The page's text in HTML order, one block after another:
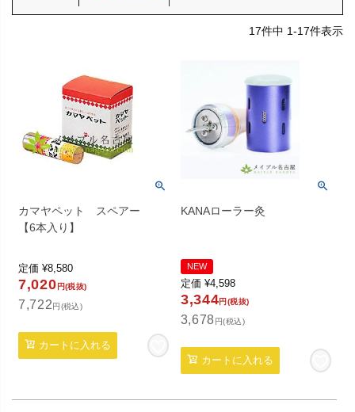
17件中 1-17件表示
カマヤペット スペアー
【6本入り】
定価 ¥8,580
7,020 円(税抜)
7,722円(税込)
カートに入れる
KANAローラー灸
NEW
定価 ¥4,598
3,344円(税抜)
3,678円(税込)
カートに入れる